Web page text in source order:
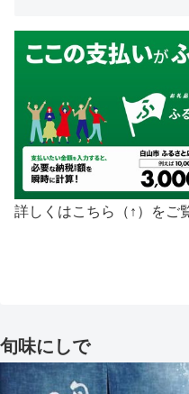
詳しくはこちら（↑）をご
旬味にしで